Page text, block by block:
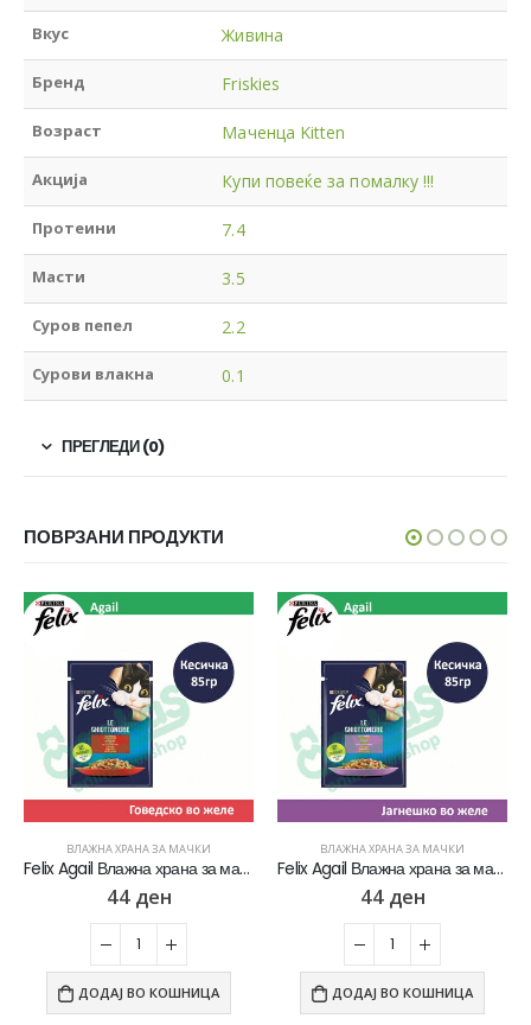
Вкус Живина
Бренд Friskies
Возраст Маченца Kitten
Акција Купи повеќе за помалку !!!
Протеини 7.4
Масти 3.5
Суров пепел 2.2
Сурови влакна 0.1
ПРЕГЛЕДИ (0)
ПОВРЗАНИ ПРОДУКТИ
ВЛАЖНА ХРАНА ЗА МАЧКИ
Felix Agail Влажна храна за мачки со Говедско во желе [Кесичка 85гр]
44 ден
ДОДАЈ ВО КОШНИЦА
ВЛАЖНА ХРАНА ЗА МАЧКИ
Felix Agail Влажна храна за мачки со Јагнешко во желе [Кесичка 85гр]
44 ден
ДОДАЈ ВО КОШНИЦА